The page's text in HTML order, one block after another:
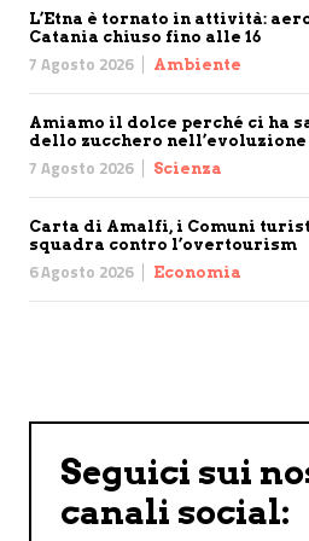
L’Etna è tornato in attività:
Catania chiuso fino alle 16
7 Agosto 2026 Ambiente
Amiamo il dolce perché ci ha
dello zucchero nell’evoluzione
7 Agosto 2026 Scienza
Carta di Amalfi, i Comuni
squadra contro l’overtourism
6 Agosto 2026 Economia
Seguici sui
canali social: